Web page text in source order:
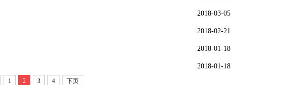
2018-03-05
2018-02-21
2018-01-18
2018-01-18
1 2 3 4 下页